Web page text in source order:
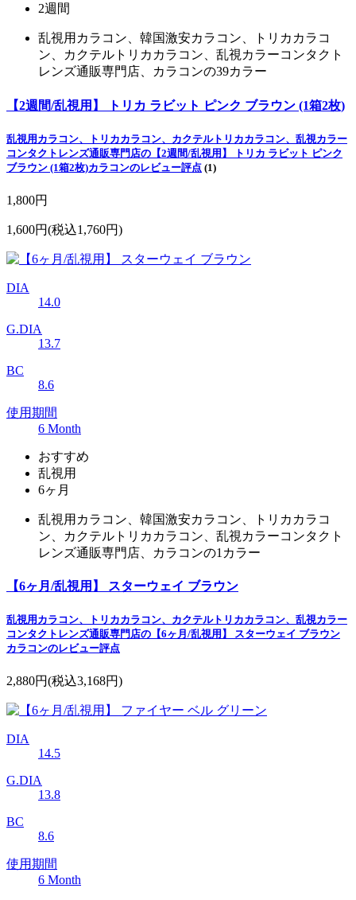
2週間
乱視用カラコン、韓国激安カラコン、トリカカラコ
ン、カクテルトリカカラコン、乱視カラーコンタクト
レンズ通販専門店、カラコンの39カラー
【2週間/乱視用】 トリカ ラビット ピンク ブラウン (1箱2枚)
乱視用カラコン、トリカカラコン、カクテルトリカカラコン、乱視カラー
コンタクトレンズ通販専門店の【2週間/乱視用】 トリカ ラビット ピンク
ブラウン (1箱2枚)カラコンのレビュー評点 (1)
1,800円
1,600円(税込1,760円)
DIA
14.0
G.DIA
13.7
BC
8.6
使用期間
6 Month
おすすめ
乱視用
6ヶ月
乱視用カラコン、韓国激安カラコン、トリカカラコ
ン、カクテルトリカカラコン、乱視カラーコンタクト
レンズ通販専門店、カラコンの1カラー
【6ヶ月/乱視用】 スターウェイ ブラウン
乱視用カラコン、トリカカラコン、カクテルトリカカラコン、乱視カラー
コンタクトレンズ通販専門店の【6ヶ月/乱視用】 スターウェイ ブラウン
カラコンのレビュー評点
2,880円(税込3,168円)
DIA
14.5
G.DIA
13.8
BC
8.6
使用期間
6 Month